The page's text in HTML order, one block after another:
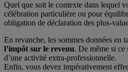
Quel que soit le contexte dans lequel
célébration particulière ou pour
obligation de déclaration des plus-
En revanche, les sommes données en
l’impôt sur le revenu. De même si ce
d’une activité extra-professionnelle.
Enfin, vous devez impérativement